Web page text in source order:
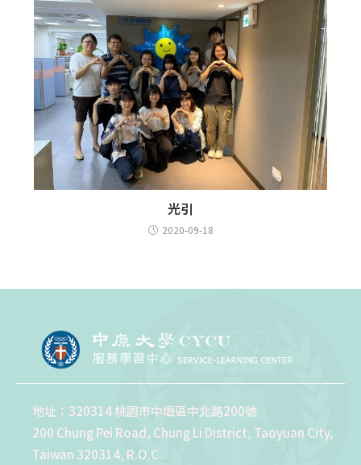
光引
2020-09-18
地址：320314 桃園市中壢區中北路200號
200 Chung Pei Road, Chung Li District, Taoyuan City,
Taiwan 320314, R.O.C.